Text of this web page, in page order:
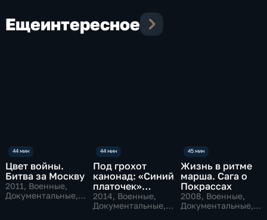
Ещеинтересное
Цвет войны.
Битва за Москву
2011, Военные,
Документальные,
Под грохот
канонад: «Синий
платочек»
против «Лили
Марлен»
2014, Военные,
Документальные,
Жизнь в ритме
марша. Сага о
Покрассах
2008, Военные,
Документальные,